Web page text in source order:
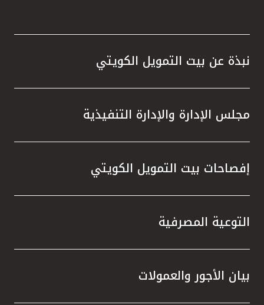
نبذة عن بيت التمويل الكويتي
مجلس الإدارة والإدارة التنفيذية
إفصاحات بيت التمويل الكويتي
التوعية المصرفية
بيان الأجور والعمولات